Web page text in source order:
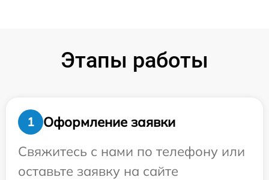
Этапы работы
1
Оформление заявки
Свяжитесь с нами по телефону или
оставьте заявку на сайте